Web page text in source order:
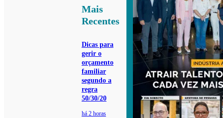
Mais
Recentes
Dicas para
gerir o
orçamento
familiar
segundo a
regra
50/30/20
há 2 horas